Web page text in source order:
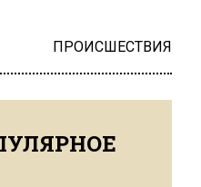
ПРОИСШЕСТВИЯ